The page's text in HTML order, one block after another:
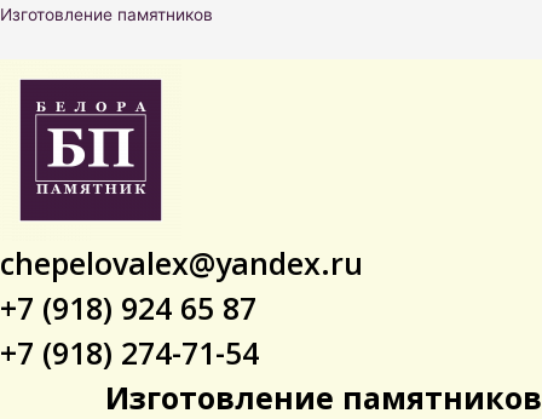
Перейти
Изготовление памятников
chepelovalex@yandex.ru
+7 (918) 924 65 87
+7 (918) 274-71-54
Изготовление памятников